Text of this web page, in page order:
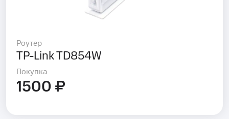
Роутер
TP-Link TD854W
Покупка
1500 ₽